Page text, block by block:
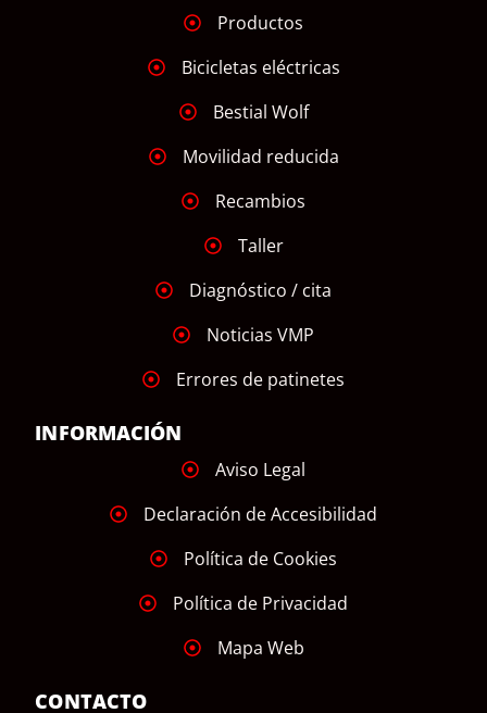
Productos
Bicicletas eléctricas
Bestial Wolf
Movilidad reducida
Recambios
Taller
Diagnóstico / cita
Noticias VMP
Errores de patinetes
INFORMACIÓN
Aviso Legal
Declaración de Accesibilidad
Política de Cookies
Política de Privacidad
Mapa Web
CONTACTO